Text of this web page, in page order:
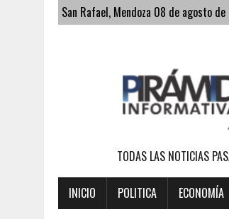
San Rafael, Mendoza 08 de agosto
TODAS LAS NOTICIAS
INICIO POLITICA ECONOMÍA